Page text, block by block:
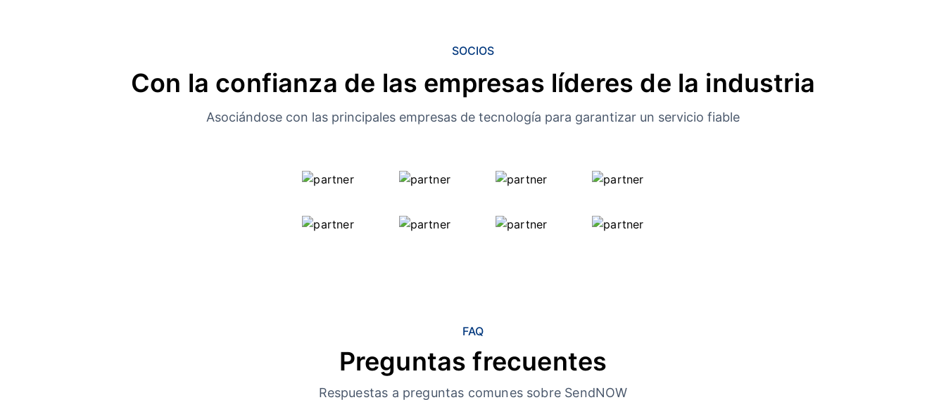
SOCIOS
Con la confianza de las empresas líderes de la industria
Asociándose con las principales empresas de tecnología para garantizar un servicio fiable
FAQ
Preguntas frecuentes
Respuestas a preguntas comunes sobre SendNOW